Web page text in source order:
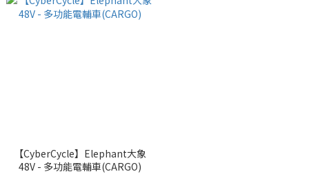
【CyberCycle】Elephant大象
48V - 多功能電輔車(CARGO)